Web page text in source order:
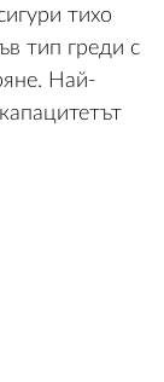
тихо
тип греди с
Най-